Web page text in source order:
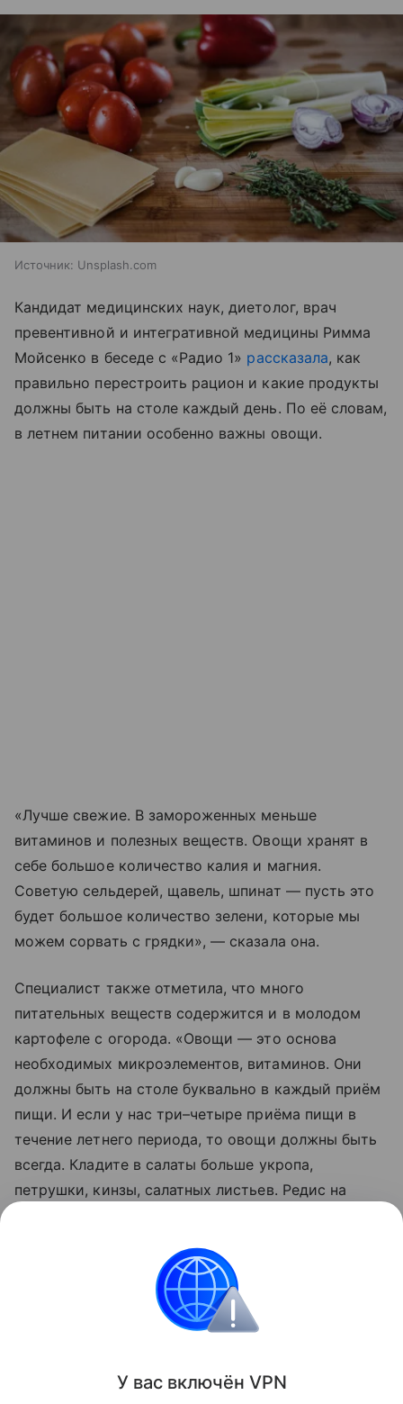
Источник: Unsplash.com
Кандидат медицинских наук, диетолог, врач
превентивной и интегративной медицины Римма
Мойсенко в беседе с «Радио 1» рассказала, как
правильно перестроить рацион и какие продукты
должны быть на столе каждый день. По её словам,
в летнем питании особенно важны овощи.
«Лучше свежие. В замороженных меньше
витаминов и полезных веществ. Овощи хранят в
себе большое количество калия и магния.
Советую сельдерей, щавель, шпинат — пусть это
будет большое количество зелени, которые мы
можем сорвать с грядки», — сказала она.
Специалист также отметила, что много
питательных веществ содержится и в молодом
картофеле с огорода. «Овощи — это основа
необходимых микроэлементов, витаминов. Они
должны быть на столе буквально в каждый приём
пищи. И если у нас три–четыре приёма пищи в
течение летнего периода, то овощи должны быть
всегда. Кладите в салаты больше укропа,
петрушки, кинзы, салатных листьев. Редис на
Здоровье Новости
Поделиться
У вас включён VPN